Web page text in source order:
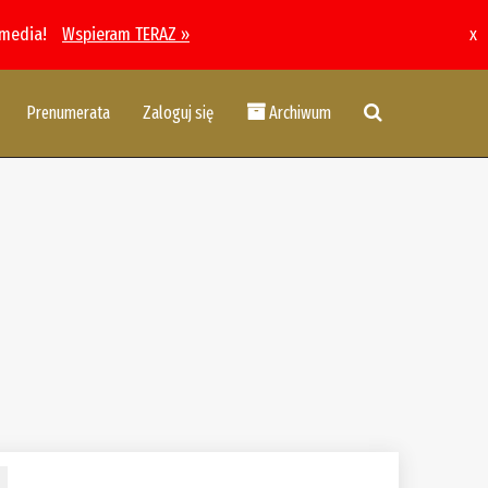
Wspieram TERAZ » x
Prenumerata Zaloguj się Archiwum